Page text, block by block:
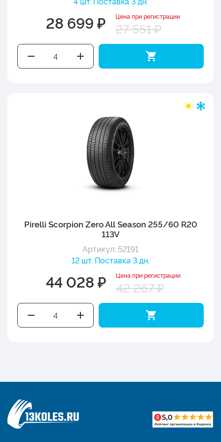
28 699 ₽ Цена при регистрации
27 551 ₽
Pirelli Scorpion Zero All Season 255/60 R20
113V
Артикул: 52191
12 шт. Поставка 3 дн.
44 028 ₽ Цена при регистрации
42 267 ₽